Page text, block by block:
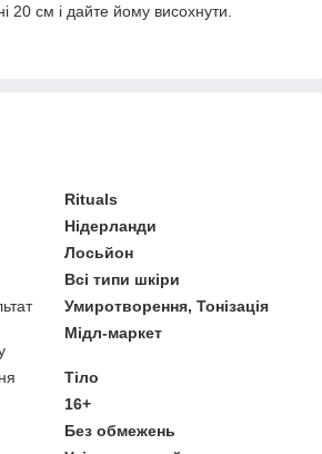
20 см і дайте йому висохнути.
Rituals
Нідерланди
Лосьйон
Всі типи шкіри
Умиротворення, Тонізація
Мідл-маркет
Тіло
16+
Без обмежень